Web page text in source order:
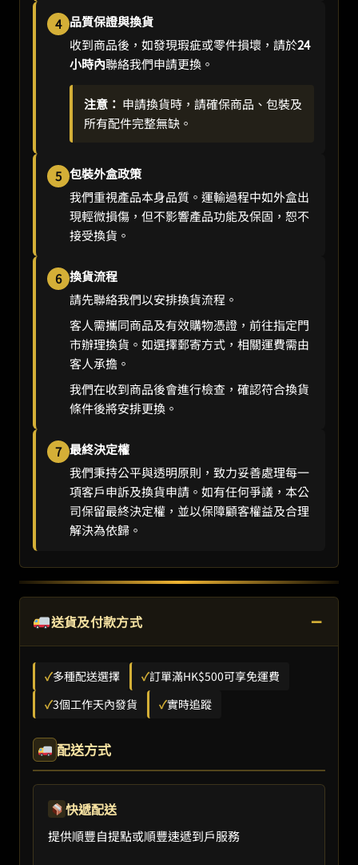
4 品質保證與換貨
收到商品後，如發現瑕疵或零件損壞，請於24
小時內聯絡我們申請更換。
注意： 申請換貨時，請確保商品、包裝及
所有配件完整無缺。
5 包裝外盒政策
我們重視產品本身品質。運輸過程中如外盒出
現輕微損傷，但不影響產品功能及保固，恕不
接受換貨。
6 換貨流程
請先聯絡我們以安排換貨流程。
客人需攜同商品及有效購物憑證，前往指定門
市辦理換貨。如選擇郵寄方式，相關運費需由
客人承擔。
我們在收到商品後會進行檢查，確認符合換貨
條件後將安排更換。
7 最終決定權
我們秉持公平與透明原則，致力妥善處理每一
項客戶申訴及換貨申請。如有任何爭議，本公
司保留最終決定權，並以保障顧客權益及合理
解決為依歸。
送貨及付款方式 −
✓多種配送選擇 ✓訂單滿HK$500可享免運費
✓3個工作天內發貨 ✓實時追蹤
配送方式
快遞配送
提供順豐自提點或順豐速遞到戶服務